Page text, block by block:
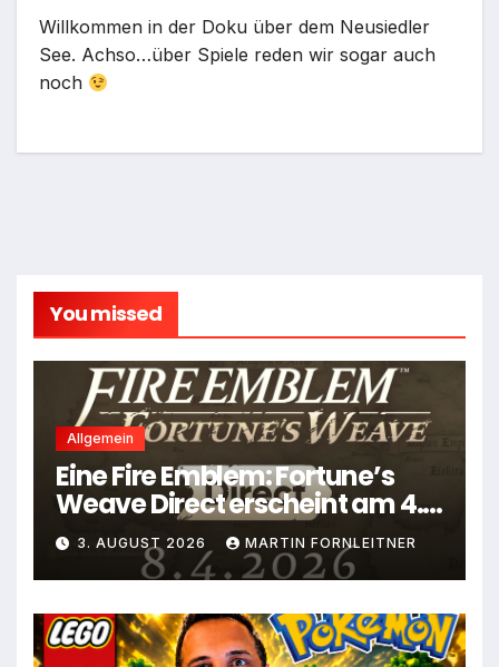
Willkommen in der Doku über dem Neusiedler
See. Achso…über Spiele reden wir sogar auch
noch
You missed
Allgemein
Eine Fire Emblem: Fortune’s
Weave Direct erscheint am 4.
August
3. AUGUST 2026 MARTIN FORNLEITNER